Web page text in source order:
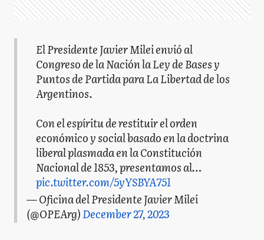
El Presidente Javier Milei envió al
Congreso de la Nación la Ley de Bases y
Puntos de Partida para La Libertad de los
Argentinos.
Con el espíritu de restituir el orden
económico y social basado en la doctrina
liberal plasmada en la Constitución
Nacional de 1853, presentamos al…
pic.twitter.com/5yYSBYA751
— Oficina del Presidente Javier Milei
(@OPEArg)December 27, 2023